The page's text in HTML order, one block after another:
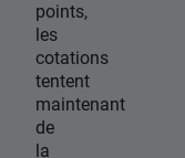
points,
les
cotations
tentent
maintenant
de
la